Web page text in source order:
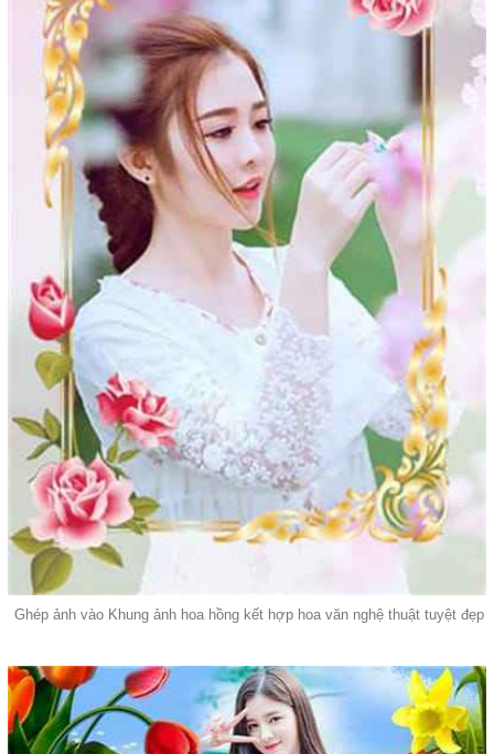
Ghép ảnh vào Khung ảnh hoa hồng kết hợp hoa văn nghệ thuật tuyệt đẹp